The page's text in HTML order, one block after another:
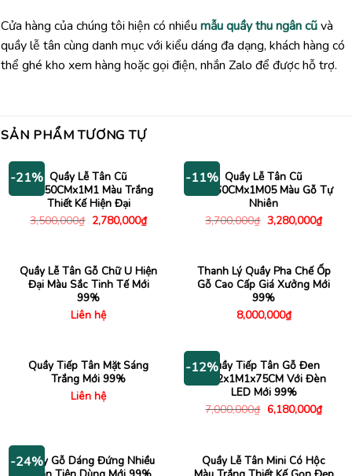
Cửa hàng của chúng tôi hiện có nhiều mẫu quầy thu ngân cũvà
quầy lễ tân cùng danh mục với kiểu dáng đa dạng, khách hàng có
thể ghé kho xem hàng hoặc gọi điện, nhắn Zalo để được hỗ trợ.
SẢN PHẨM TƯƠNG TỰ
-21% Quầy Lễ Tân Cũ
1Mx50CMx1M1 Màu Trắng
Thiết Kế Hiện Đại
3,500,000₫ Giá
gốc
2,780,000₫Giá
hiện
-11% Quầy Lễ Tân Cũ
2Mx60CMx1M05 Màu Gỗ Tự
Nhiên
3,700,000₫ Giá
gốc
3,280,000₫Giá
hiện
Quầy Lễ Tân Gỗ Chữ U Hiện
Đại Màu Sắc Tinh Tế Mới
99%
Liên hệ
Thanh Lý Quầy Pha Chế Ốp
Gỗ Cao Cấp Giá Xưởng Mới
99%
8,000,000₫
Quầy Tiếp Tân Mặt Sáng
Trắng Mới 99%
Liên hệ
-12%Quầy Tiếp Tân Gỗ Đen
2M2x1M1x75CM Với Đèn
LED Mới 99%
7,000,000₫ Giá
gốc
6,180,000₫Giá
hiện
-24%
Quầy Gỗ Dáng Đứng Nhiều
Quầy Lễ Tân Mini Có Hộc